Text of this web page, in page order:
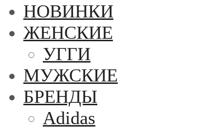
НОВИНКИ
ЖЕНСКИЕ
УГГИ
МУЖСКИЕ
БРЕНДЫ
Adidas